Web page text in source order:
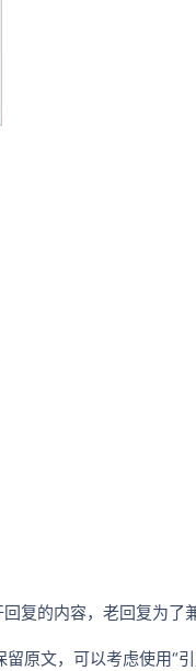
复的内容，老回复为
原文，可以考虑使用“引